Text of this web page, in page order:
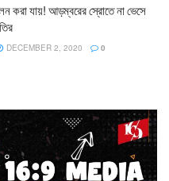
করা যায়! আড়ম্বরের স্রোতে না ভেসে
DECEMBER 2, 2020 0